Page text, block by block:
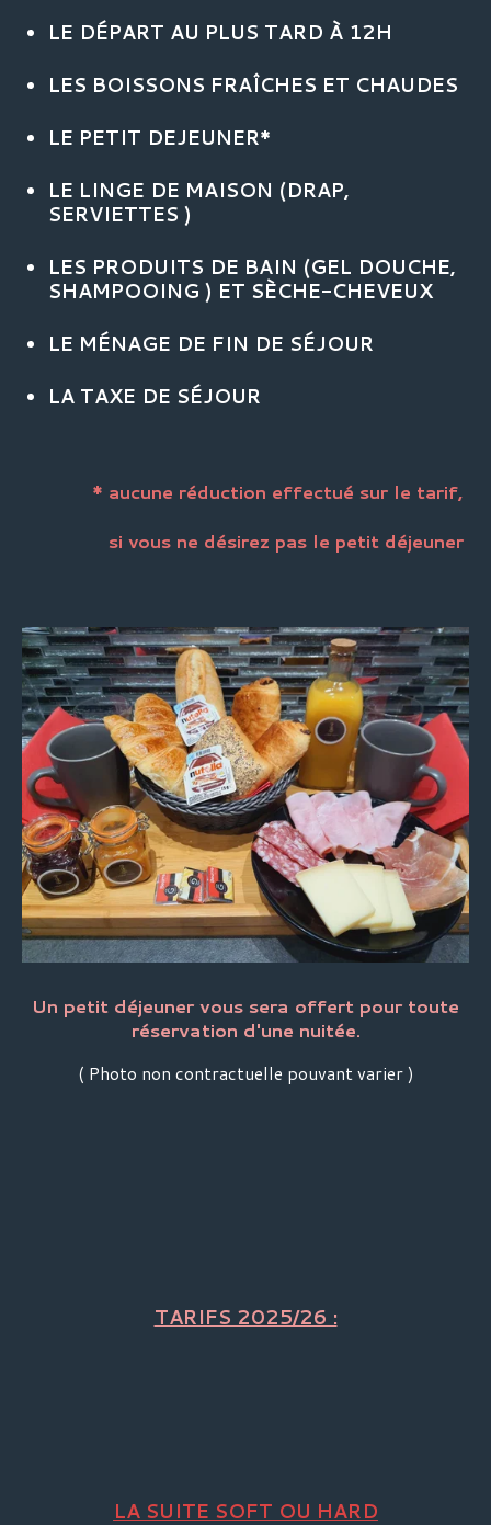
LE DÉPART AU PLUS TARD À 12H
LES BOISSONS FRAÎCHES ET CHAUDES
LE PETIT DEJEUNER*
LE LINGE DE MAISON (DRAP,
SERVIETTES )
LES PRODUITS DE BAIN (GEL DOUCHE,
SHAMPOOING ) ET SÈCHE-CHEVEUX
LE MÉNAGE DE FIN DE SÉJOUR
LA TAXE DE SÉJOUR
* aucune réduction effectué sur le tarif,
si vous ne désirez pas le petit déjeuner
Un petit déjeuner vous sera offert pour toute
réservation d'une nuitée.
( Photo non contractuelle pouvant varier )
TARIFS 2025/26 :
LA SUITE SOFT OU HARD